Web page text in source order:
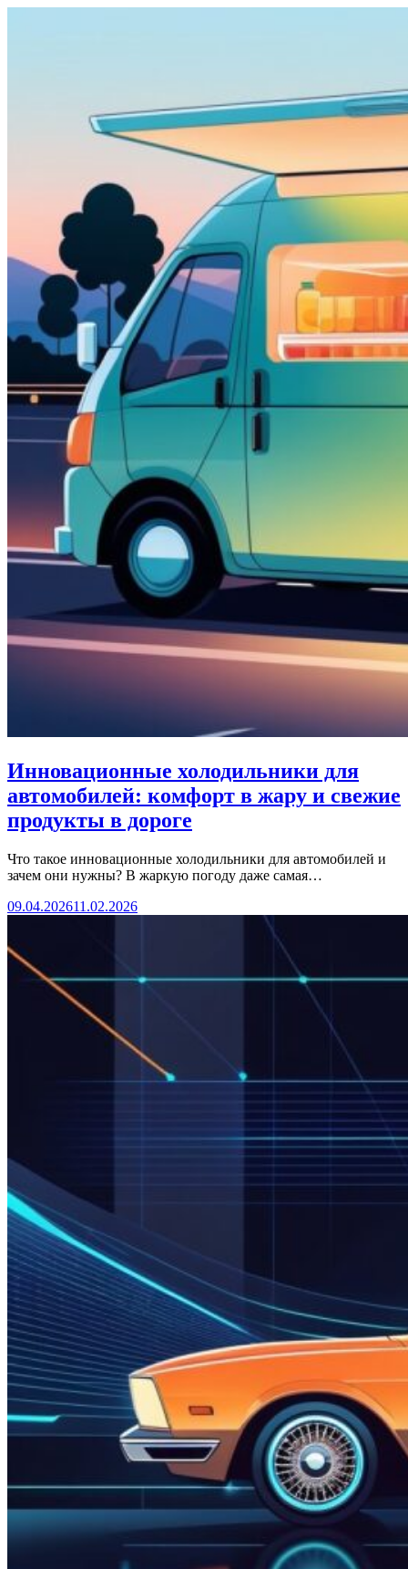
Инновационные холодильники для
автомобилей: комфорт в жару и свежие
продукты в дороге
Что такое инновационные холодильники для автомобилей и
зачем они нужны? В жаркую погоду даже самая…
09.04.202611.02.2026